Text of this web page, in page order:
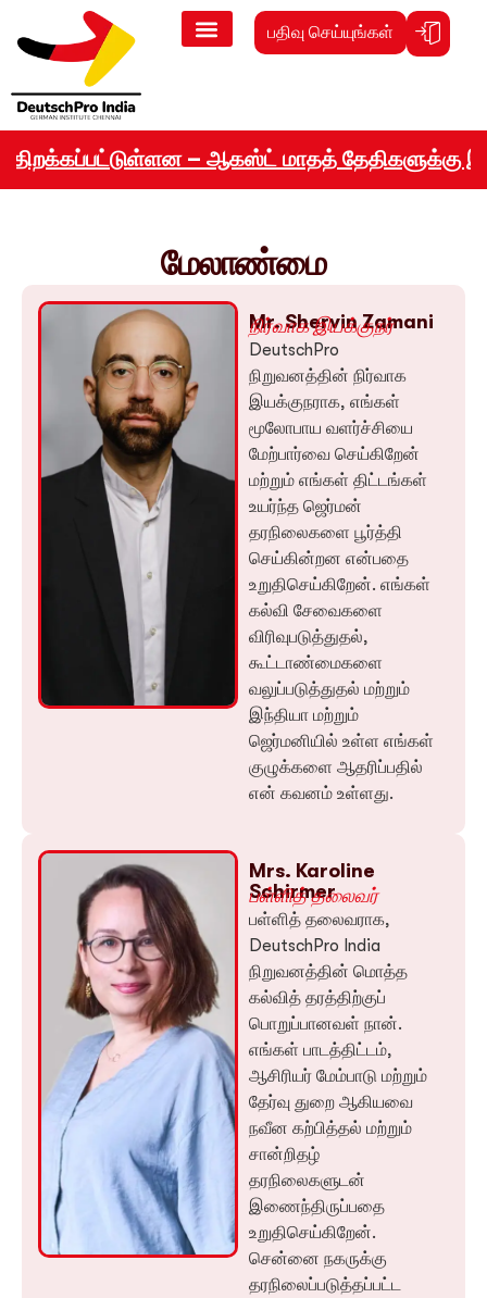
பதிவு செய்யுங்கள்
– ஆகஸ்ட் மாதத் தேதிகளுக்கு
மேலாண்மை
Mr. Shervin Zamani
நிர்வாக இயக்குநர்
DeutschPro
நிறுவனத்தின் நிர்வாக
இயக்குநராக, எங்கள்
மூலோபாய வளர்ச்சியை
மேற்பார்வை செய்கிறேன்
மற்றும் எங்கள் திட்டங்கள்
உயர்ந்த ஜெர்மன்
தரநிலைகளை பூர்த்தி
செய்கின்றன என்பதை
உறுதிசெய்கிறேன். எங்கள்
கல்வி சேவைகளை
விரிவுபடுத்துதல்,
கூட்டாண்மைகளை
வலுப்படுத்துதல் மற்றும்
இந்தியா மற்றும்
ஜெர்மனியில் உள்ள எங்கள்
குழுக்களை ஆதரிப்பதில்
என் கவனம் உள்ளது.
Mrs. Karoline
Schirmer
பள்ளித் தலைவர்
பள்ளித் தலைவராக,
DeutschPro India
நிறுவனத்தின் மொத்த
கல்வித் தரத்திற்குப்
பொறுப்பானவள் நான்.
எங்கள் பாடத்திட்டம்,
ஆசிரியர் மேம்பாடு மற்றும்
தேர்வு துறை ஆகியவை
நவீன கற்பித்தல் மற்றும்
சான்றிதழ்
தரநிலைகளுடன்
இணைந்திருப்பதை
உறுதிசெய்கிறேன்.
சென்னை நகருக்கு
தரநிலைப்படுத்தப்பட்ட